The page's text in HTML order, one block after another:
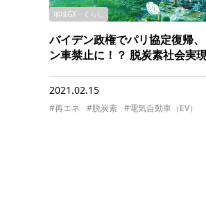
地域GX・くらし
バイデン政権でパリ協定復帰
ン車禁止に！？ 脱炭素社会実
2021.02.15
#再エネ #脱炭素 #電気自動車（EV）